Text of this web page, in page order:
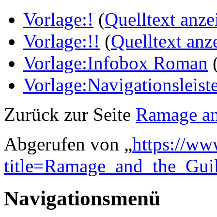
Vorlage:! (Quelltext
Vorlage:!! (Quelltext
Vorlage:Infobox Roman
Zurück zur Seite Ramage
Abgerufen von „https://
Navigationsmenü